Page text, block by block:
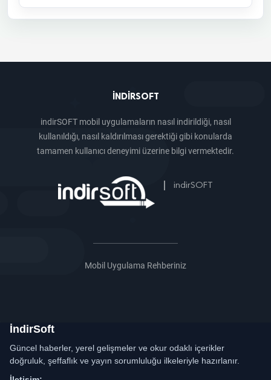
INDIRSOFT
indirSOFT mobil uygulamaların nasıl indirildiği, nasıl
kullanıldığı, nasıl kaldırılması gerektiği gibi konularda
tamamen kullanıcı deneyimi üzerine bilgi vermektedir.
indirSOFT
Mobil Uygulama Rehberiniz
İndirSoft
Güncel haberler, yerel gelişmeler ve okur odaklı içerikler
doğruluk, şeffaflık ve yayın sorumluluğu ilkeleriyle hazırlanır.